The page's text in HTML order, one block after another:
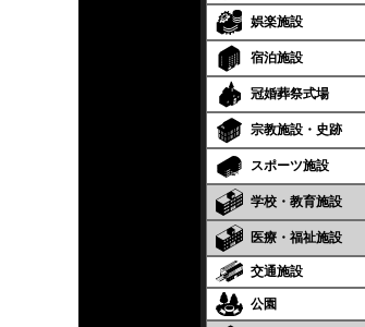
娯楽施設
宿泊施設
冠婚葬祭式場
宗教施設・史跡
スポーツ施設
学校・教育施設
医療・福祉施設
交通施設
公園